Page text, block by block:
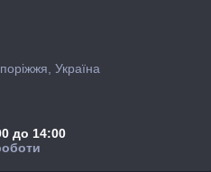
Україна
до 14:00